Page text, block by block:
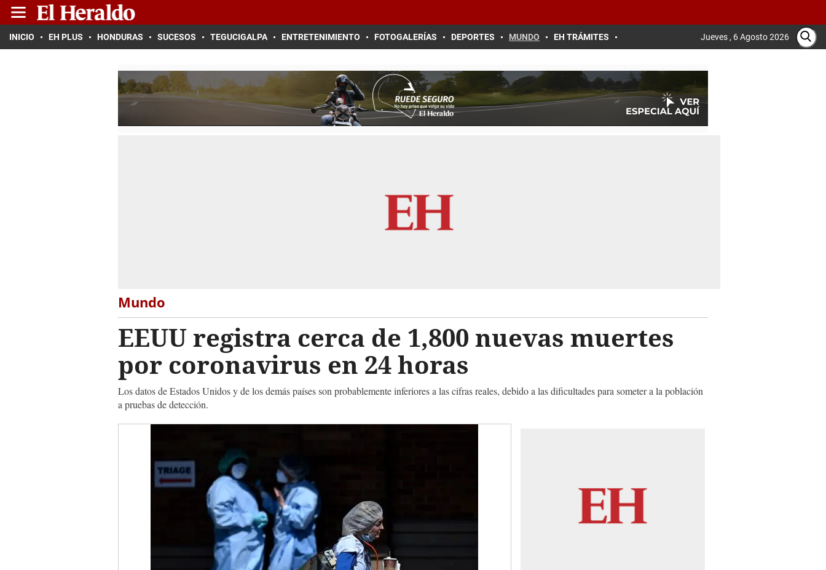
INICIO EH PLUS HONDURAS SUCESOS TEGUCIGALPA ENTRETENIMIENTO FOTOGALERÍAS DEPORTES MUNDO EH TRÁMITES Jueves , 6 Agosto 2026
Mundo
EEUU registra cerca de 1,800 nuevas muertes
por coronavirus en 24 horas
Los datos de Estados Unidos y de los demás países son probablemente inferiores a las cifras reales, debido a las dificultades para someter a la población
a pruebas de detección.